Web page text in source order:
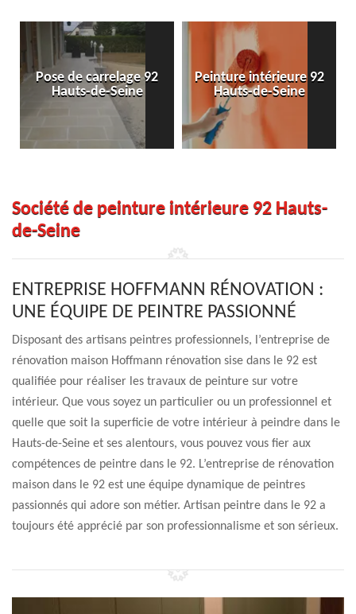
Pose de carrelage 92
Hauts-de-Seine
Peinture intérieure 92
Hauts-de-Seine
Société de peinture intérieure 92 Hauts-
de-Seine
ENTREPRISE HOFFMANN RÉNOVATION :
UNE ÉQUIPE DE PEINTRE PASSIONNÉ
Disposant des artisans peintres professionnels, l’entreprise de
rénovation maison Hoffmann rénovation sise dans le 92 est
qualifiée pour réaliser les travaux de peinture sur votre
intérieur. Que vous soyez un particulier ou un professionnel et
quelle que soit la superficie de votre intérieur à peindre dans le
Hauts-de-Seine et ses alentours, vous pouvez vous fier aux
compétences de peintre dans le 92. L’entreprise de rénovation
maison dans le 92 est une équipe dynamique de peintres
passionnés qui adore son métier. Artisan peintre dans le 92 a
toujours été apprécié par son professionnalisme et son sérieux.